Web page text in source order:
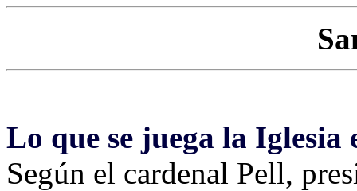
Lo que se juega la
Según el cardenal Pell,